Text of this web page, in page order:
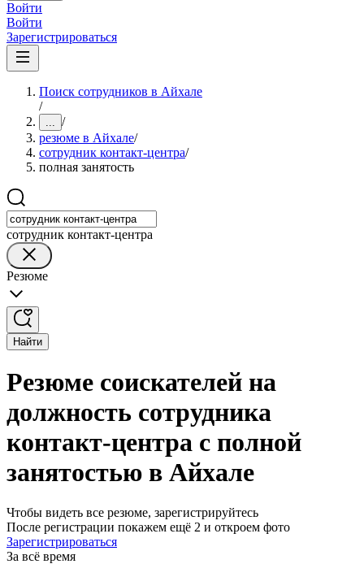
Войти
Войти
Зарегистрироваться
Поиск сотрудников в Айхале
/
... /
резюме в Айхале/
сотрудник контакт-центра/
полная занятость
сотрудник контакт-центра
Резюме
Найти
Резюме соискателей на
должность сотрудника
контакт-центра с полной
занятостью в Айхале
Чтобы видеть все резюме, зарегистрируйтесь
После регистрации покажем ещё 2 и откроем фото
Зарегистрироваться
За всё время